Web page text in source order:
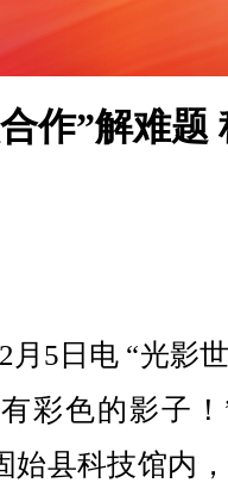
作”解难题
5日电 “光影
彩色的影子！
始县科技馆内